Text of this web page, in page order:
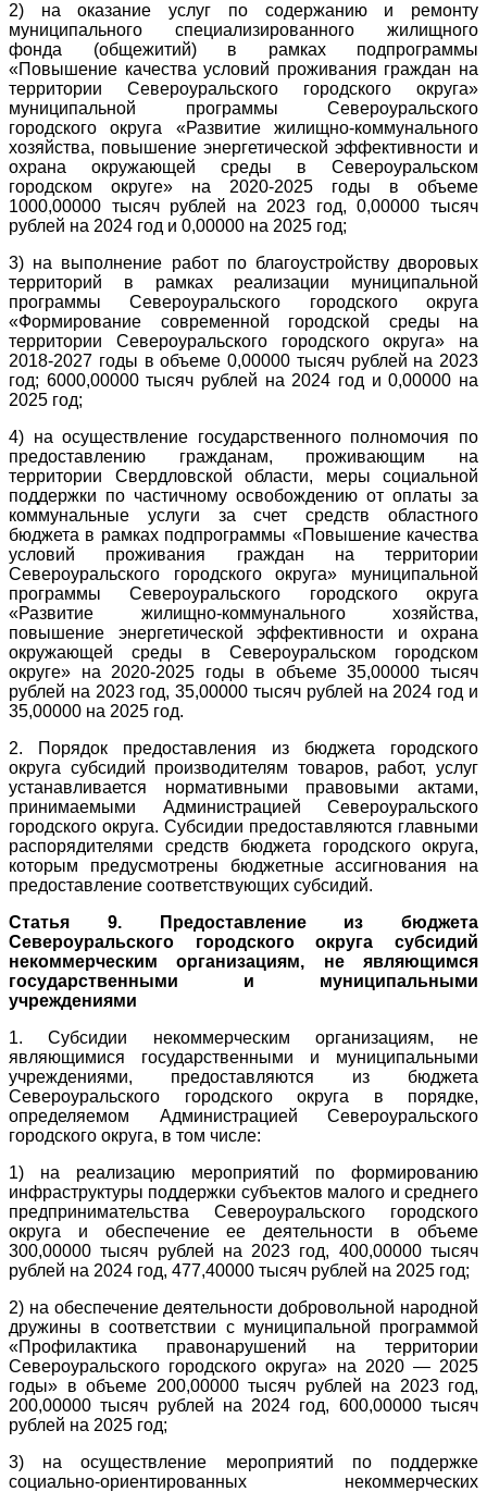
2) на оказание услуг по содержанию и ремонту
муниципального специализированного жилищного
фонда (общежитий) в рамках подпрограммы
«Повышение качества условий проживания граждан на
территории Североуральского городского округа»
муниципальной программы Североуральского
городского округа «Развитие жилищно-коммунального
хозяйства, повышение энергетической эффективности и
охрана окружающей среды в Североуральском
городском округе» на 2020-2025 годы в объеме
1000,00000 тысяч рублей на 2023 год, 0,00000 тысяч
рублей на 2024 год и 0,00000 на 2025 год;
3) на выполнение работ по благоустройству дворовых
территорий в рамках реализации муниципальной
программы Североуральского городского округа
«Формирование современной городской среды на
территории Североуральского городского округа» на
2018-2027 годы в объеме 0,00000 тысяч рублей на 2023
год; 6000,00000 тысяч рублей на 2024 год и 0,00000 на
2025 год;
4) на осуществление государственного полномочия по
предоставлению гражданам, проживающим на
территории Свердловской области, меры социальной
поддержки по частичному освобождению от оплаты за
коммунальные услуги за счет средств областного
бюджета в рамках подпрограммы «Повышение качества
условий проживания граждан на территории
Североуральского городского округа» муниципальной
программы Североуральского городского округа
«Развитие жилищно-коммунального хозяйства,
повышение энергетической эффективности и охрана
окружающей среды в Североуральском городском
округе» на 2020-2025 годы в объеме 35,00000 тысяч
рублей на 2023 год, 35,00000 тысяч рублей на 2024 год и
35,00000 на 2025 год.
2. Порядок предоставления из бюджета городского
округа субсидий производителям товаров, работ, услуг
устанавливается нормативными правовыми актами,
принимаемыми Администрацией Североуральского
городского округа. Субсидии предоставляются главными
распорядителями средств бюджета городского округа,
которым предусмотрены бюджетные ассигнования на
предоставление соответствующих субсидий.
Статья 9. Предоставление из бюджета
Североуральского городского округа субсидий
некоммерческим организациям, не являющимся
государственными и муниципальными
учреждениями
1. Субсидии некоммерческим организациям, не
являющимися государственными и муниципальными
учреждениями, предоставляются из бюджета
Североуральского городского округа в порядке,
определяемом Администрацией Североуральского
городского округа, в том числе:
1) на реализацию мероприятий по формированию
инфраструктуры поддержки субъектов малого и среднего
предпринимательства Североуральского городского
округа и обеспечение ее деятельности в объеме
300,00000 тысяч рублей на 2023 год, 400,00000 тысяч
рублей на 2024 год, 477,40000 тысяч рублей на 2025 год;
2) на обеспечение деятельности добровольной народной
дружины в соответствии с муниципальной программой
«Профилактика правонарушений на территории
Североуральского городского округа» на 2020 — 2025
годы» в объеме 200,00000 тысяч рублей на 2023 год,
200,00000 тысяч рублей на 2024 год, 600,00000 тысяч
рублей на 2025 год;
3) на осуществление мероприятий по поддержке
социально-ориентированных некоммерческих